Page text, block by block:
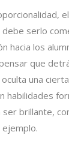
serlo
hacia los
que
una
habilidades
ser brillante,